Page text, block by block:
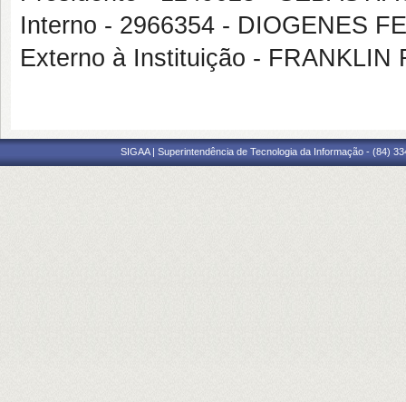
Interno - 2966354 - DIOGENES
Externo à Instituição - FRANKLIN
SIGAA | Superintendência de Tecnologia da Informação - (84)